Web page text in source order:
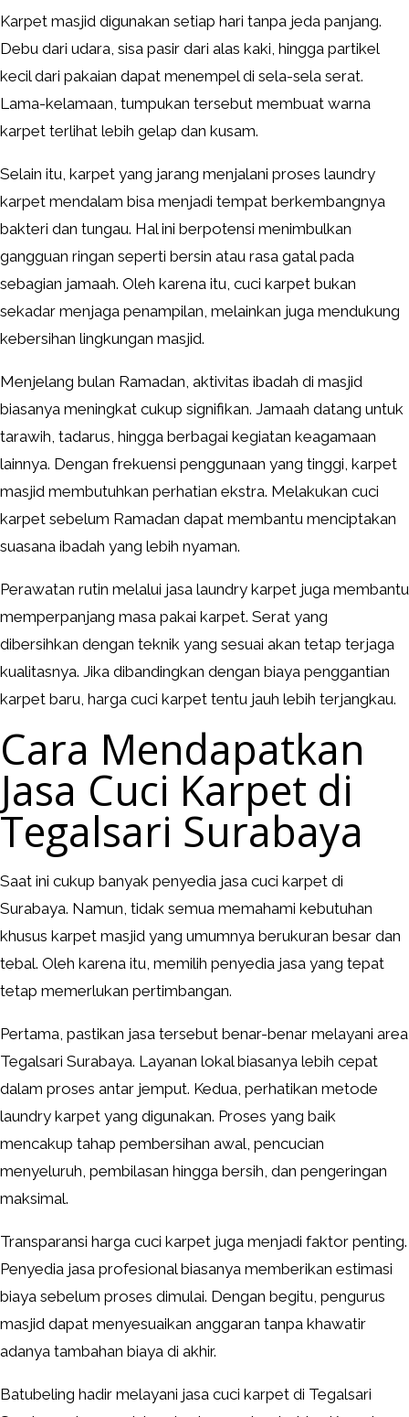
Karpet masjid digunakan setiap hari tanpa jeda panjang.
Debu dari udara, sisa pasir dari alas kaki, hingga partikel
kecil dari pakaian dapat menempel di sela-sela serat.
Lama-kelamaan, tumpukan tersebut membuat warna
karpet terlihat lebih gelap dan kusam.
Selain itu, karpet yang jarang menjalani proses laundry
karpet mendalam bisa menjadi tempat berkembangnya
bakteri dan tungau. Hal ini berpotensi menimbulkan
gangguan ringan seperti bersin atau rasa gatal pada
sebagian jamaah. Oleh karena itu, cuci karpet bukan
sekadar menjaga penampilan, melainkan juga mendukung
kebersihan lingkungan masjid.
Menjelang bulan Ramadan, aktivitas ibadah di masjid
biasanya meningkat cukup signifikan. Jamaah datang untuk
tarawih, tadarus, hingga berbagai kegiatan keagamaan
lainnya. Dengan frekuensi penggunaan yang tinggi, karpet
masjid membutuhkan perhatian ekstra. Melakukan cuci
karpet sebelum Ramadan dapat membantu menciptakan
suasana ibadah yang lebih nyaman.
Perawatan rutin melalui jasa laundry karpet juga membantu
memperpanjang masa pakai karpet. Serat yang
dibersihkan dengan teknik yang sesuai akan tetap terjaga
kualitasnya. Jika dibandingkan dengan biaya penggantian
karpet baru, harga cuci karpet tentu jauh lebih terjangkau.
Cara Mendapatkan
Jasa Cuci Karpet di
Tegalsari Surabaya
Saat ini cukup banyak penyedia jasa cuci karpet di
Surabaya. Namun, tidak semua memahami kebutuhan
khusus karpet masjid yang umumnya berukuran besar dan
tebal. Oleh karena itu, memilih penyedia jasa yang tepat
tetap memerlukan pertimbangan.
Pertama, pastikan jasa tersebut benar-benar melayani area
Tegalsari Surabaya. Layanan lokal biasanya lebih cepat
dalam proses antar jemput. Kedua, perhatikan metode
laundry karpet yang digunakan. Proses yang baik
mencakup tahap pembersihan awal, pencucian
menyeluruh, pembilasan hingga bersih, dan pengeringan
maksimal.
Transparansi harga cuci karpet juga menjadi faktor penting.
Penyedia jasa profesional biasanya memberikan estimasi
biaya sebelum proses dimulai. Dengan begitu, pengurus
masjid dapat menyesuaikan anggaran tanpa khawatir
adanya tambahan biaya di akhir.
Batubeling hadir melayani jasa cuci karpet di Tegalsari